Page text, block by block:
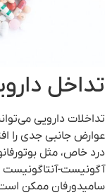
تداخل
تداخلات دارویی
عوارض جانبی جدی را
درد خاص، مثل
آگونیست-آنتاگونیست